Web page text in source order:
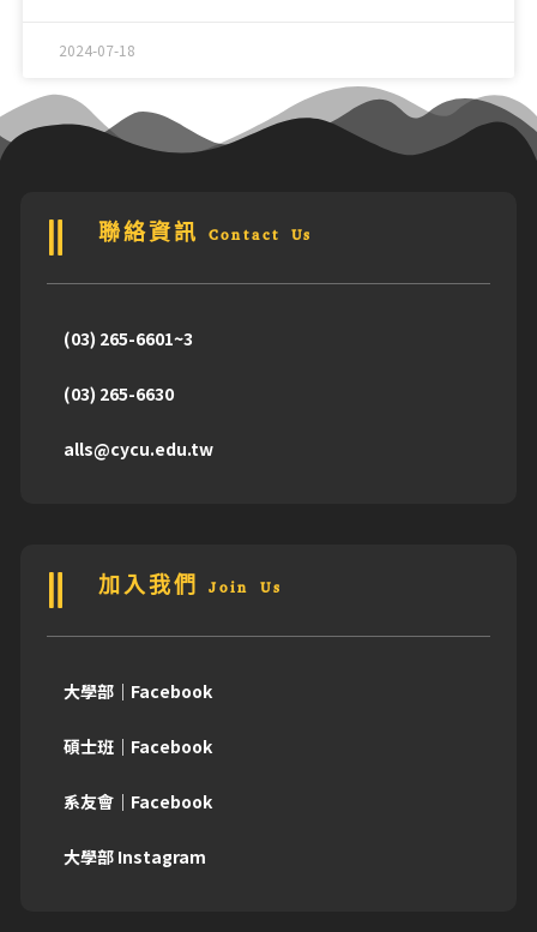
2024-07-18
聯絡資訊 Contact Us
(03) 265-6601~3
(03) 265-6630
alls@cycu.edu.tw
加入我們 Join Us
大學部｜Facebook
碩士班｜Facebook
系友會｜Facebook
大學部 Instagram